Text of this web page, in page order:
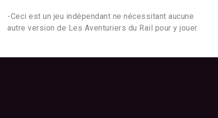
-Ceci est un jeu indépendant ne nécessitant aucune
autre version de Les Aventuriers du Rail pour y jouer.